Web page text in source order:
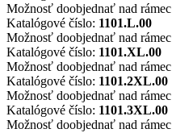
Možnosť doobjednať nad rámec
Katalógové číslo: 1101.L.00
Možnosť doobjednať nad rámec
Katalógové číslo: 1101.XL.00
Možnosť doobjednať nad rámec
Katalógové číslo: 1101.2XL.00
Možnosť doobjednať nad rámec
Katalógové číslo: 1101.3XL.00
Možnosť doobjednať nad rámec